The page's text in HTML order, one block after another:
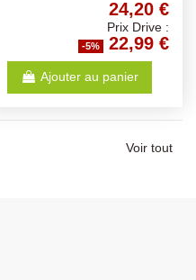
24,20 €
Prix Drive :
-5% 22,99 €
Ajouter au panier
Voir tout